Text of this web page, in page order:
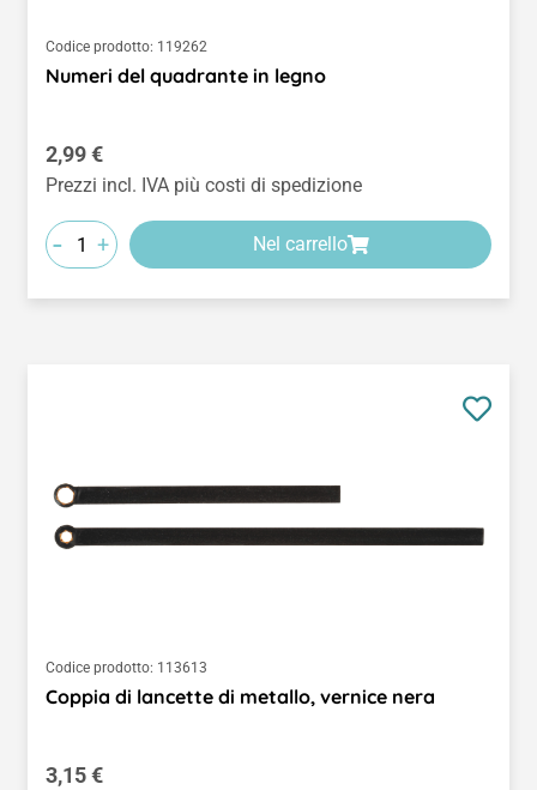
Codice prodotto: 119262
Numeri del quadrante in legno
Prezzo normale:
2,99 €
Prezzi incl. IVA più costi di spedizione
- + Nel carrello
Codice prodotto: 113613
Coppia di lancette di metallo, vernice nera
Prezzo normale:
3,15 €